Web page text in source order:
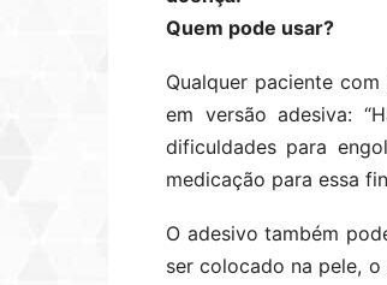
Quem pode usar?
Qualquer paciente
em versão adesiva:
dificuldades para
medicação para essa
O adesivo também
ser colocado na pele,